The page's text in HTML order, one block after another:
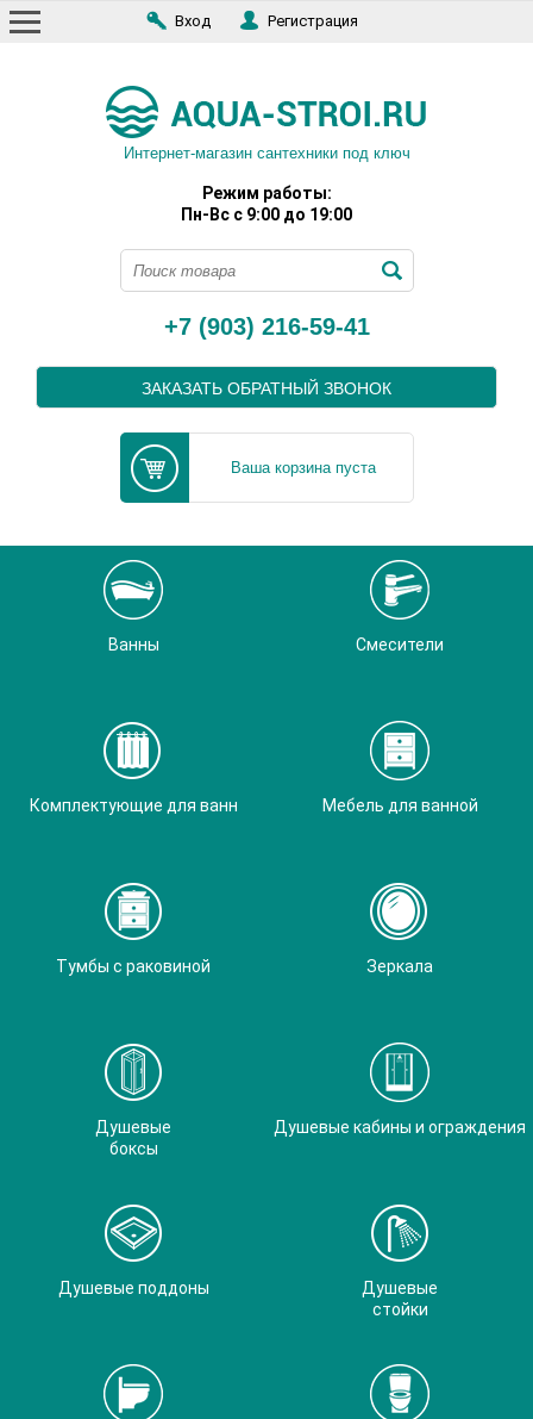
Вход Регистрация
Интернет-магазин сантехники под ключ
Режим работы:
Пн-Вс с 9:00 до 19:00
+7 (903) 216-59-41
ЗАКАЗАТЬ ОБРАТНЫЙ ЗВОНОК
Ваша корзина пуста
Ванны Смесители
Комплектующие для ванн Мебель для ванной
Тумбы с раковиной Зеркала
Душевые
боксы
Душевые кабины и ограждения
Душевые поддоны
Душевые
стойки